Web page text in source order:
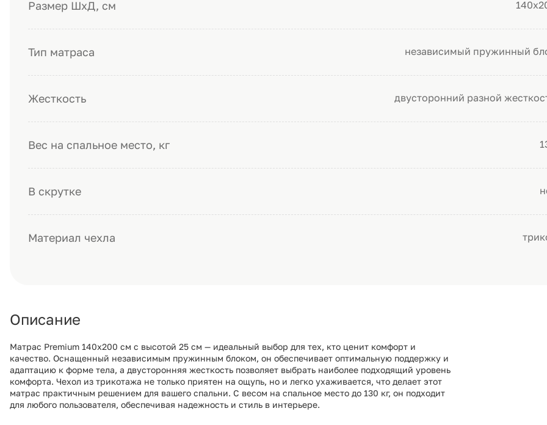
Размер ШхД, см
Тип матраса независимый пружинный
Жесткость двусторонний разной
Вес на спальное место, кг
В скрутке
Материал чехла
Описание
Матрас Premium 140х200 см с высотой 25 см — идеальный выбор для тех, кто ценит комфорт и
качество. Оснащенный независимым пружинным блоком, он обеспечивает оптимальную поддержку и
адаптацию к форме тела, а двусторонняя жесткость позволяет выбрать наиболее подходящий уровень
комфорта. Чехол из трикотажа не только приятен на ощупь, но и легко ухаживается, что делает этот
матрас практичным решением для вашего спальни. С весом на спальное место до 130 кг, он подходит
для любого пользователя, обеспечивая надежность и стиль в интерьере.